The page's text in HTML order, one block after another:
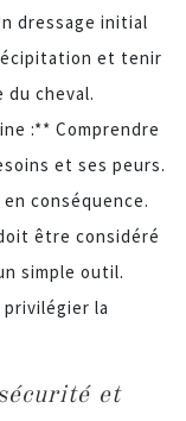
dressage initial
et tenir
du cheval.
:** Comprendre
et ses peurs.
conséquence.
être considéré
simple outil.
la
et